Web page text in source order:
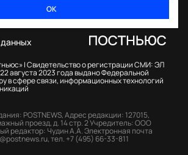
ОК
|Свидетельство о регистрации СМИ: ЭЛ
августа 2023 года выдано Федеральной
в сфере связи, информационных технологий
POSTNEWS,Адрес редакции: 127015,
проезд, д. 14 стр. 2Учредитель: ООО
редактор: Чудин А.А.Электронная почта
,тел. +7 (495) 66-33-811